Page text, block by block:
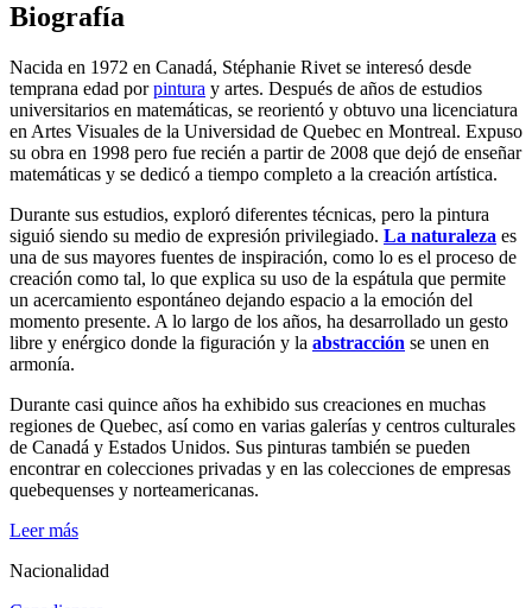
Biografía
Nacida en 1972 en Canadá, Stéphanie Rivet se interesó desde
temprana edad por pintura y artes. Después de años de estudios
universitarios en matemáticas, se reorientó y obtuvo una licenciatura
en Artes Visuales de la Universidad de Quebec en Montreal. Expuso
su obra en 1998 pero fue recién a partir de 2008 que dejó de enseñar
matemáticas y se dedicó a tiempo completo a la creación artística.
Durante sus estudios, exploró diferentes técnicas, pero la pintura
siguió siendo su medio de expresión privilegiado. La naturaleza es
una de sus mayores fuentes de inspiración, como lo es el proceso de
creación como tal, lo que explica su uso de la espátula que permite
un acercamiento espontáneo dejando espacio a la emoción del
momento presente. A lo largo de los años, ha desarrollado un gesto
libre y enérgico donde la figuración y la abstracción se unen en
armonía.
Durante casi quince años ha exhibido sus creaciones en muchas
regiones de Quebec, así como en varias galerías y centros culturales
de Canadá y Estados Unidos. Sus pinturas también se pueden
encontrar en colecciones privadas y en las colecciones de empresas
quebequenses y norteamericanas.
Leer más
Nacionalidad